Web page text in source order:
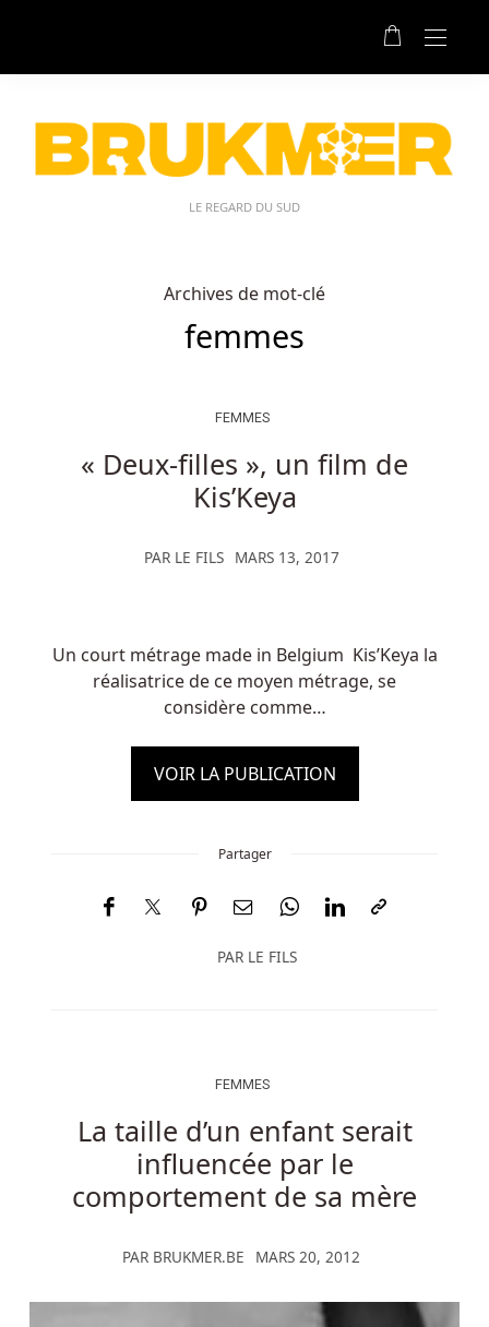
LE REGARD DU SUD
Archives de mot-clé
femmes
FEMMES
« Deux-filles », un film de
Kis’Keya
PAR LE FILS MARS 13, 2017
Un court métrage made in Belgium Kis’Keya la
réalisatrice de ce moyen métrage, se
considère comme…
VOIR LA PUBLICATION
Partager
PAR LE FILS
FEMMES
La taille d’un enfant serait
influencée par le
comportement de sa mère
PAR BRUKMER.BE MARS 20, 2012